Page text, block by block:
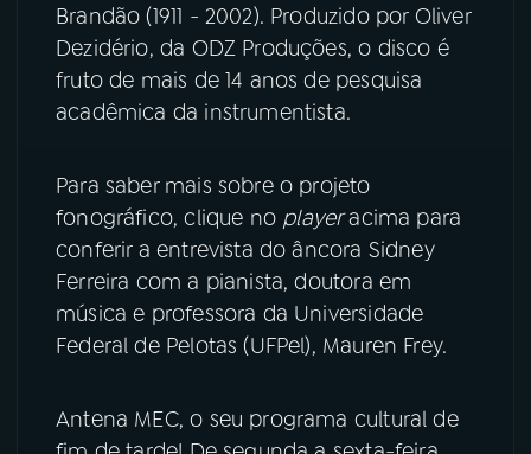
ACOMPANHE A RÁDIO MEC
Facebook
TikTok
Brandão (1911 - 2002). Produzido por Oliver
Dezidério, da ODZ Produções, o disco é
fruto de mais de 14 anos de pesquisa
acadêmica da instrumentista.
Para saber mais sobre o projeto
fonográfico, clique no playeracima para
conferir a entrevista do âncora Sidney
Ferreira com a pianista, doutora em
música e professora da Universidade
Federal de Pelotas (UFPel), Mauren Frey.
Antena MEC, o seu programa cultural de